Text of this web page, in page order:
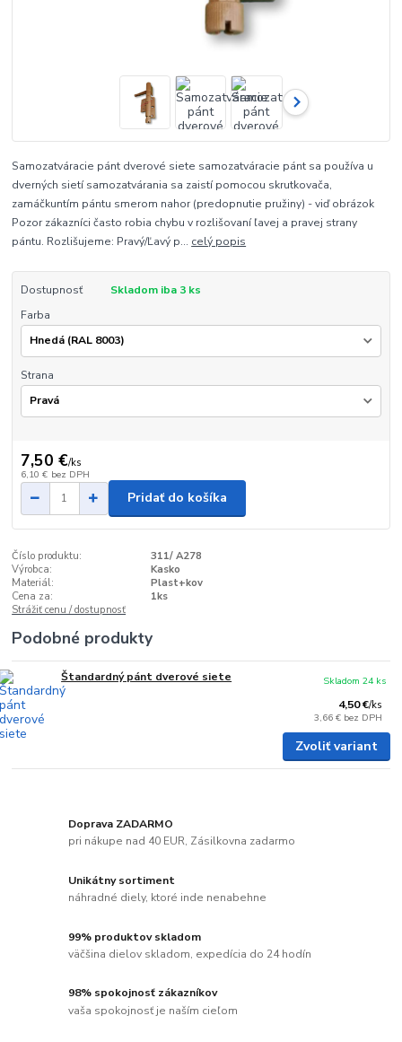
Samozatváracie pánt dverové siete samozatváracie pánt sa používa u
dverných sietí samozatvárania sa zaistí pomocou skrutkovača,
zamáčkuntím pántu smerom nahor (predopnutie pružiny) - viď obrázok
Pozor zákazníci často robia chybu v rozlišovaní ľavej a pravej strany
pántu. Rozlišujeme: Pravý/Ľavý p... celý popis
Dostupnosť
Skladom iba 3 ks
Farba
Strana
7,50 €/ks
6,10 € bez DPH
Pridať do košíka
Číslo produktu:
311/ A278
Výrobca:
Kasko
Materiál:
Plast+kov
Cena za:
1ks
Strážiť cenu / dostupnosť
Podobné produkty
Štandardný pánt dverové siete
4,50 €/ks
3,66 € bez DPH
Skladom 24 ks
Zvoliť variant
Doprava ZADARMO
pri nákupe nad 40 EUR, Zásilkovna zadarmo
Unikátny sortiment
náhradné diely, ktoré inde nenabehne
99% produktov skladom
väčšina dielov skladom, expedícia do 24 hodín
98% spokojnosť zákazníkov
vaša spokojnosť je naším cieľom